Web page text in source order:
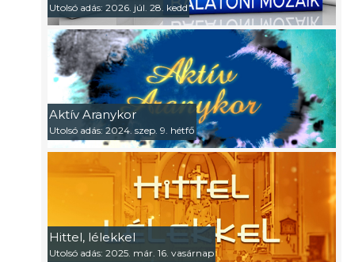
Utolsó adás: 2026. júl. 28. kedd
Aktív Aranykor
Utolsó adás: 2024. szep. 9. hétfő
Hittel, lélekkel
Utolsó adás: 2025. már. 16. vasárnap